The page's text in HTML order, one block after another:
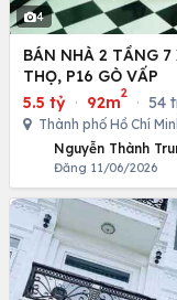
4
BÁN NHÀ 2 TẦNG
THỌ, P16 GÒ VẤP
5.5 tỷ · 92m
2
· 54
Thành phố Hồ Chí
Nguyễn Thành
Đăng 11/06/2026